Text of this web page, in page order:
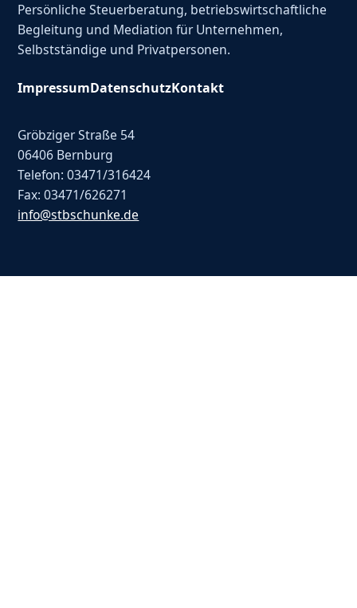
Persönliche Steuerberatung, betriebswirtschaftliche
Begleitung und Mediation für Unternehmen,
Selbstständige und Privatpersonen.
ImpressumDatenschutzKontakt
Gröbziger Straße 54
06406 Bernburg
Telefon: 03471/316424
Fax: 03471/626271
info@stbschunke.de